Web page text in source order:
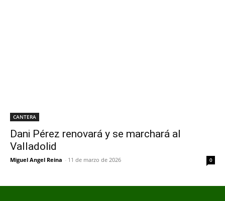
CANTERA
Dani Pérez renovará y se marchará al
Valladolid
Miguel Angel Reina - 11 de marzo de 2026 0